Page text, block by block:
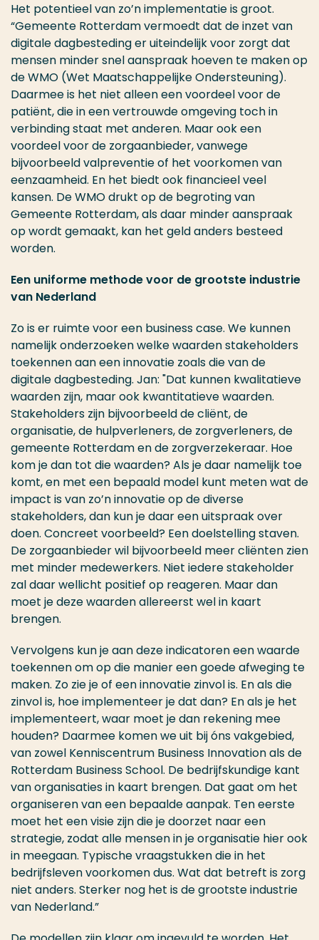
Het potentieel van zo’n implementatie is groot.
“Gemeente Rotterdam vermoedt dat de inzet van
digitale dagbesteding er uiteindelijk voor zorgt dat
mensen minder snel aanspraak hoeven te maken op
de WMO (Wet Maatschappelijke Ondersteuning).
Daarmee is het niet alleen een voordeel voor de
patiënt, die in een vertrouwde omgeving toch in
verbinding staat met anderen. Maar ook een
voordeel voor de zorgaanbieder, vanwege
bijvoorbeeld valpreventie of het voorkomen van
eenzaamheid. En het biedt ook financieel veel
kansen. De WMO drukt op de begroting van
Gemeente Rotterdam, als daar minder aanspraak
op wordt gemaakt, kan het geld anders besteed
worden.
Een uniforme methode voor de grootste industrie
van Nederland
Zo is er ruimte voor een business case. We kunnen
namelijk onderzoeken welke waarden stakeholders
toekennen aan een innovatie zoals die van de
digitale dagbesteding. Jan: "Dat kunnen kwalitatieve
waarden zijn, maar ook kwantitatieve waarden.
Stakeholders zijn bijvoorbeeld de cliënt, de
organisatie, de hulpverleners, de zorgverleners, de
gemeente Rotterdam en de zorgverzekeraar. Hoe
kom je dan tot die waarden? Als je daar namelijk toe
komt, en met een bepaald model kunt meten wat de
impact is van zo’n innovatie op de diverse
stakeholders, dan kun je daar een uitspraak over
doen. Concreet voorbeeld? Een doelstelling staven.
De zorgaanbieder wil bijvoorbeeld meer cliënten zien
met minder medewerkers. Niet iedere stakeholder
zal daar wellicht positief op reageren. Maar dan
moet je deze waarden allereerst wel in kaart
brengen.
Vervolgens kun je aan deze indicatoren een waarde
toekennen om op die manier een goede afweging te
maken. Zo zie je of een innovatie zinvol is. En als die
zinvol is, hoe implementeer je dat dan? En als je het
implementeert, waar moet je dan rekening mee
houden? Daarmee komen we uit bij óns vakgebied,
van zowel Kenniscentrum Business Innovation als de
Rotterdam Business School. De bedrijfskundige kant
van organisaties in kaart brengen. Dat gaat om het
organiseren van een bepaalde aanpak. Ten eerste
moet het een visie zijn die je doorzet naar een
strategie, zodat alle mensen in je organisatie hier ook
in meegaan. Typische vraagstukken die in het
bedrijfsleven voorkomen dus. Wat dat betreft is zorg
niet anders. Sterker nog het is de grootste industrie
van Nederland.”